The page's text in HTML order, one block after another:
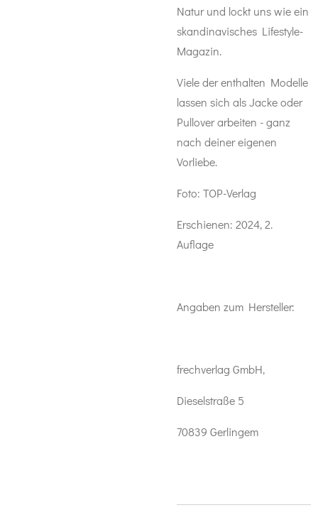
Natur und lockt uns wie ein
skandinavisches Lifestyle-
Magazin.
Viele der enthalten Modelle
lassen sich als Jacke oder
Pullover arbeiten - ganz
nach deiner eigenen
Vorliebe.
Foto: TOP-Verlag
Erschienen: 2024, 2.
Auflage
Angaben zum Hersteller:
frechverlag GmbH,
Dieselstraße 5
70839 Gerlingem